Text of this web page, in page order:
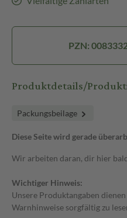
PZN:
Produktdetails/
Packungsbeilage
Diese Seite wird gerade
Wir arbeiten daran, dir hier
Wichtiger Hinweis:
Unsere Produktangaben
Warnhinweise sorgfältig zu